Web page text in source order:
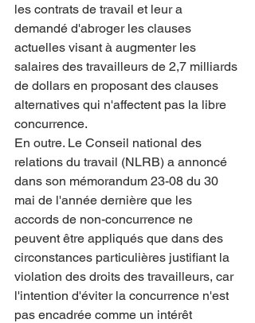
les contrats de travail et leur a
demandé d'abroger les clauses
actuelles visant à augmenter les
salaires des travailleurs de 2,7 milliards
de dollars en proposant des clauses
alternatives qui n'affectent pas la libre
concurrence.
En outre. Le Conseil national des
relations du travail (NLRB) a annoncé
dans son mémorandum 23-08 du 30
mai de l'année dernière que les
accords de non-concurrence ne
peuvent être appliqués que dans des
circonstances particulières justifiant la
violation des droits des travailleurs, car
l'intention d'éviter la concurrence n'est
pas encadrée comme un intérêt